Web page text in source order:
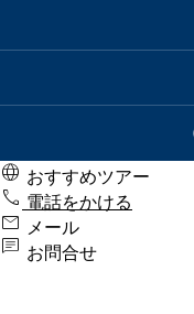
 おすすめツアー
 電話をかける
 メール
 お問合せ